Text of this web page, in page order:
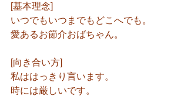
[基本理念]
いつでもいつまでもどこへでも。
愛あるお節介おばちゃん。
[向き合い方]
私ははっきり言います。
時には厳しいです。